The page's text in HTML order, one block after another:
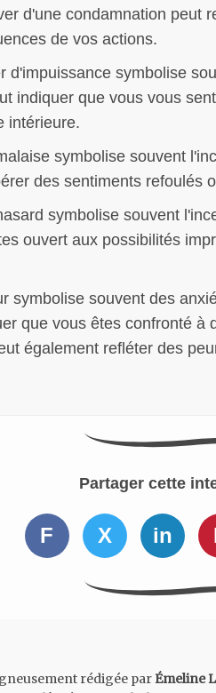
d'une condamnation peut
de vos actions.
d'impuissance symbolise
indiquer que vous vous
intérieure.
symbolise souvent
des sentiments refoulés
symbolise souvent
ouvert aux possibilités
symbolise souvent des
que vous êtes confronté
également refléter des
Partager cette
F X in
rédigée par Émeline